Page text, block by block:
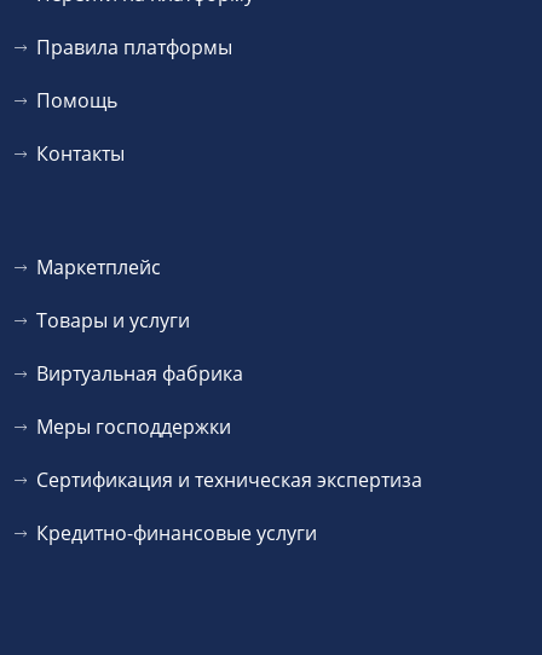
Правила платформы
Помощь
Контакты
Маркетплейс
Товары и услуги
Виртуальная фабрика
Меры господдержки
Сертификация и техническая экспертиза
Кредитно-финансовые услуги